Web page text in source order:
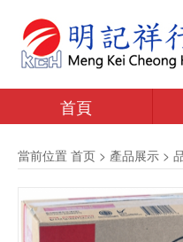
首頁
當前位置 首页 > 產品展示 >